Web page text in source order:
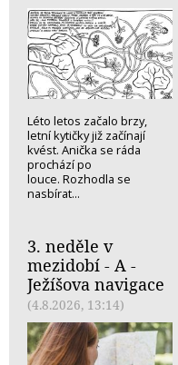
Léto letos začalo brzy,
letní kytičky již začínají
kvést. Anička se ráda
prochází po
louce. Rozhodla se
nasbírat...
3. neděle v
mezidobí - A -
Ježíšova navigace
(4.8.2026, 13:14)